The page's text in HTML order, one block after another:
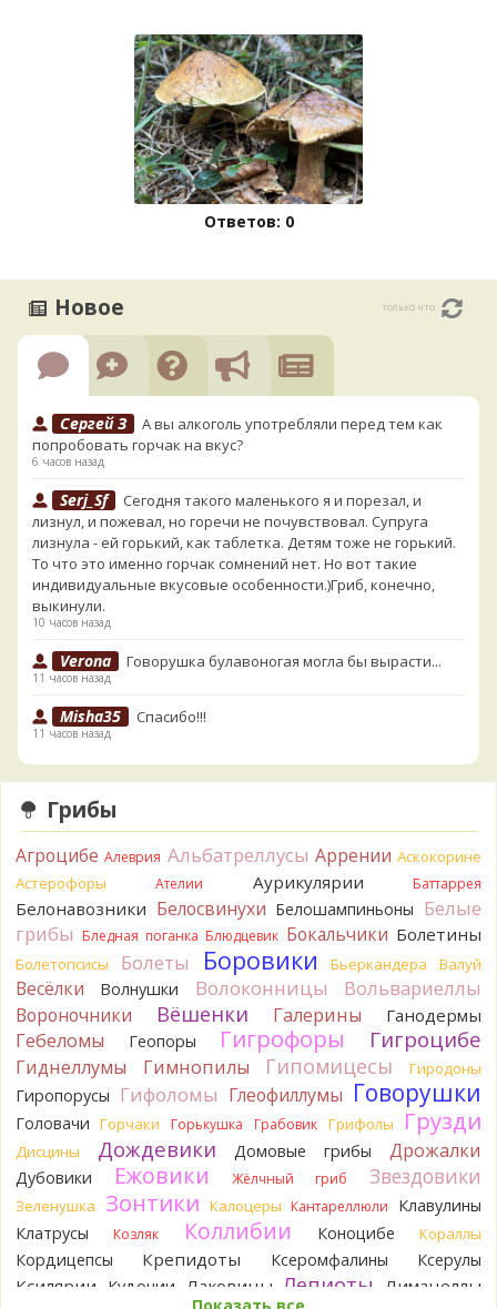
Ответов: 0
Новое только что
Сергей З
А вы алкоголь употребляли перед тем как
попробовать горчак на вкус?
6 часов назад
Serj_Sf
Сегодня такого маленького я и порезал, и
лизнул, и пожевал, но горечи не почувствовал. Супруга
лизнула - ей горький, как таблетка. Детям тоже не горький.
То что это именно горчак сомнений нет. Но вот такие
индивидуальные вкусовые особенности.)Гриб, конечно,
выкинули.
10 часов назад
Verona Говорушка булавоногая могла бы вырасти...
11 часов назад
Misha35 Спасибо!!!
11 часов назад
BorisM
точно нет! P.S. Вячеслав, мы ждём ваших подтверждений
насчёт того, что на разных фото не один и тот же гриб. Они
хорошо было бы упорядочить это с вашим участием.
Разные грибы нужно разнести по разным вопросам!
BorisM Однозначно польский!
BorisM
Николай, дайте уточнение насчёт изменения
цвета гриба на срезе. Без этой информации до конца
сложно выбрать между жёлтым и собачьим груздями!
BorisM Очевидный подберезовик!
18 часов назад
Verona Рядовка скученная.
1 день назад
Юрий
Только сосны. Любит молодняк и растёт ещё по
2 дня назад
Юрий
Бывает встречается и в чисто еловых лесах,но
основное его дерево конечно же лиственница. Под соснами
Грибы
Агроцибе Алеврия Альбатреллусы Аррении Аскокорине
Астерофоры
Ателии Аурикулярии Баттаррея
Белонавозники Белосвинухи Белошампиньоны Белые
грибы Бледная поганка Блюдцевик Бокальчики Болетины
Болетопсисы Болеты Боровики Бьеркандера Валуй
Весёлки Волнушки Волоконницы Вольвариеллы
Вороночники Вёшенки Галерины Ганодермы
Гебеломы Геопоры Гигрофоры Гигроцибе
Гиднеллумы Гимнопилы Гипомицесы Гиродоны
Гиропорусы Гифоломы Глеофиллумы Говорушки
Головачи Горчаки Горькушка Грабовик Грифолы Грузди
Дисцины Дождевики Домовые грибы Дрожалки
Дубовики Ежовики Жёлчный гриб Звездовики
Зеленушка Зонтики Калоцеры Кантареллюли
Клавулины
Клатрусы
Козляк Коллибии Коноцибе Кораллы
Кордицепсы Крепидоты Ксеромфалины Ксерулы
Ксилярии Кудонии Лаковицы Лепиоты Лимацеллы